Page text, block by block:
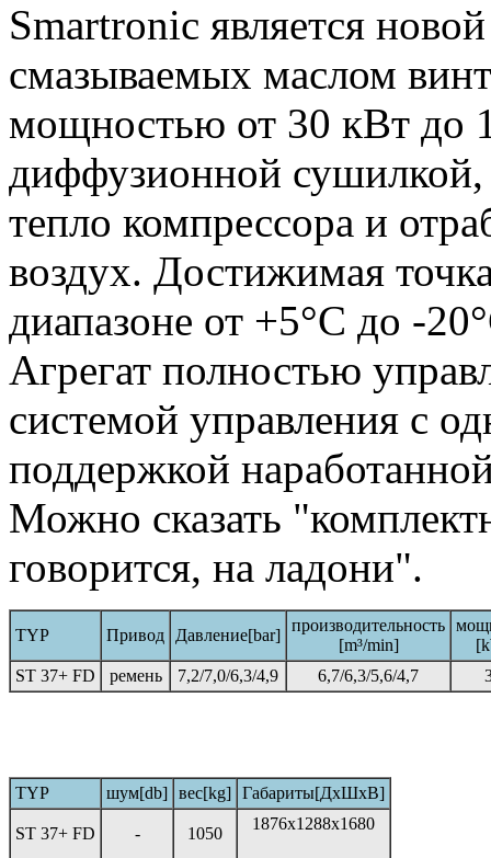
Smartronic является
смазываемых маслом
мощностью от 30 кВт до
диффузионной
тепло компрессора и
воздух. Достижимая
диапазоне от +5°C до -
Агрегат полностью
системой управления с
поддержкой
Можно сказать
говорится, на ладони".
TYP Привод Давление[bar]
производительность
[m³/min]
ST 37+ FD
ремень 7,2/7,0/6,3/4,9 6,7/6,3/5,6/4,7
TYP шум[db] вес[kg] Габариты[ДхШхВ]
ST 37+ FD - 1050
1876x1288x1680